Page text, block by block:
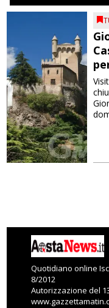
Quotidiano online
8/2012
Autorizzazione del